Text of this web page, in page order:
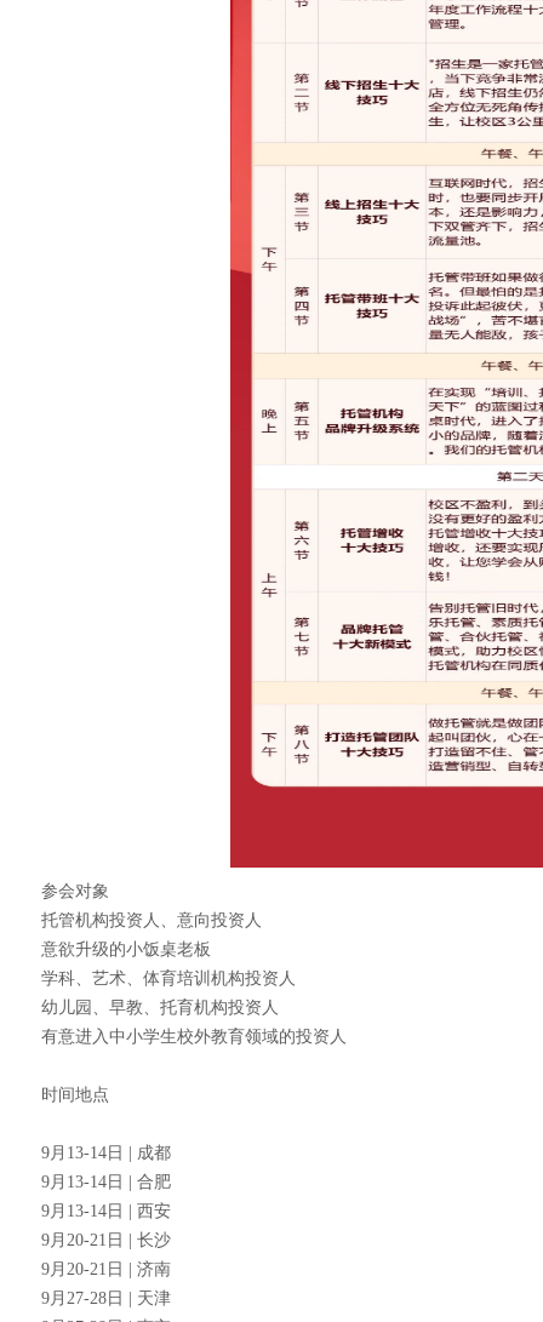
参会对象
托管机构投资人、意向投资人
意欲升级的小饭桌老板
学科、艺术、体育培训机构投资人
幼儿园、早教、托育机构投资人
有意进入中小学生校外教育领域的投资人
时间地点
9月13-14日 | 成都
9月13-14日 | 合肥
9月13-14日 | 西安
9月20-21日 | 长沙
9月20-21日 | 济南
9月27-28日 | 天津